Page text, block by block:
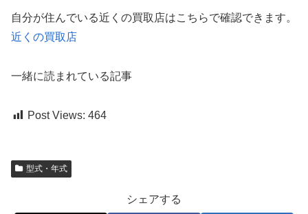
自分が住んでいる近くの買取店はこちらで確認できます。
近くの買取店
一緒に読まれている記事
Post Views: 464
型式・年式
シェアする